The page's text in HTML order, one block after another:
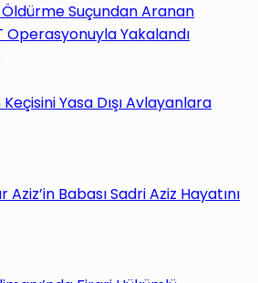
Suçundan Aranan
Operasyonuyla Yakalandı
Yasa Dışı Avlayanlara
Babası Sadri Aziz Hayatını